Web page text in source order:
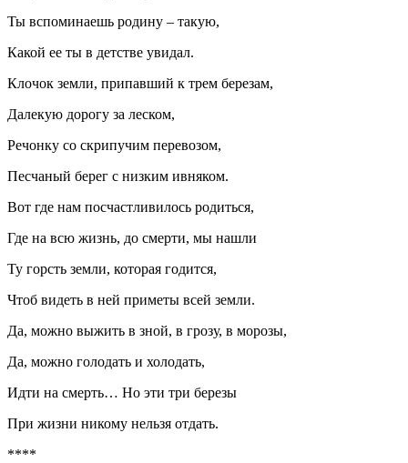
Ты вспоминаешь родину – такую,
Какой ее ты в детстве увидал.
Клочок земли, припавший к трем березам,
Далекую дорогу за леском,
Речонку со скрипучим перевозом,
Песчаный берег с низким ивняком.
Вот где нам посчастливилось родиться,
Где на всю жизнь, до смерти, мы нашли
Ту горсть земли, которая годится,
Чтоб видеть в ней приметы всей земли.
Да, можно выжить в зной, в грозу, в морозы,
Да, можно голодать и холодать,
Идти на смерть… Но эти три березы
При жизни никому нельзя отдать.
****